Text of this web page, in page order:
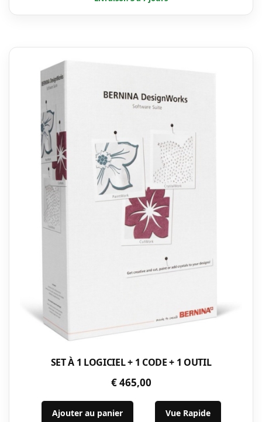
SET À 1 LOGICIEL + 1 CODE + 1 OUTIL
€465,00
Ajouter au panier Vue Rapide